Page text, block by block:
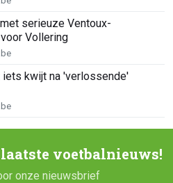
serieuze Ventoux-
Vollering
kwijt na 'verlossende'
voetbalnieuws!
onze nieuwsbrief